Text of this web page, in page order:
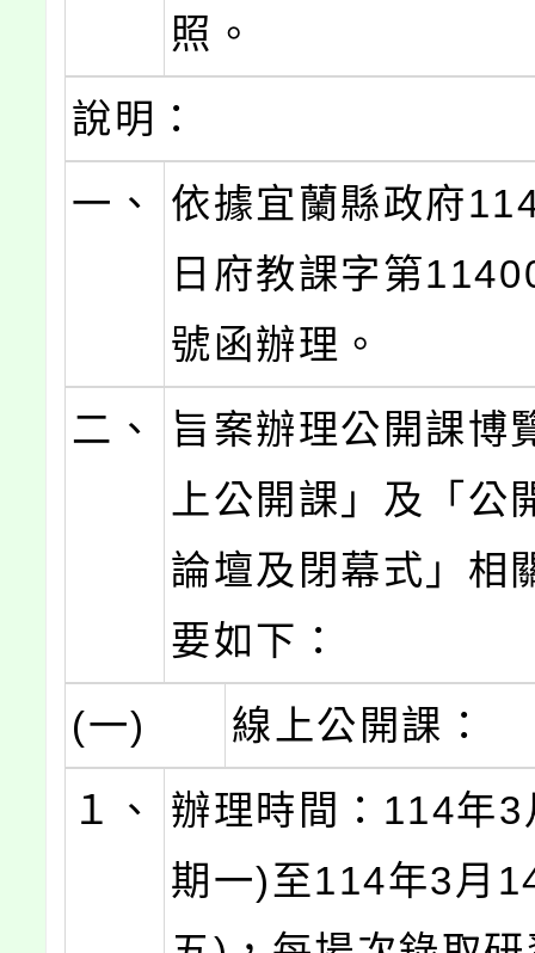
照。
說明：
一、
依據宜蘭縣政府
日府教課字第
號函辦理。
二、
旨案辦理公開課博
上公開課」及「公
論壇及閉幕式」相
要如下：
(一)
線上公開課：
１、
辦理時間：114年
期一)至114年3月